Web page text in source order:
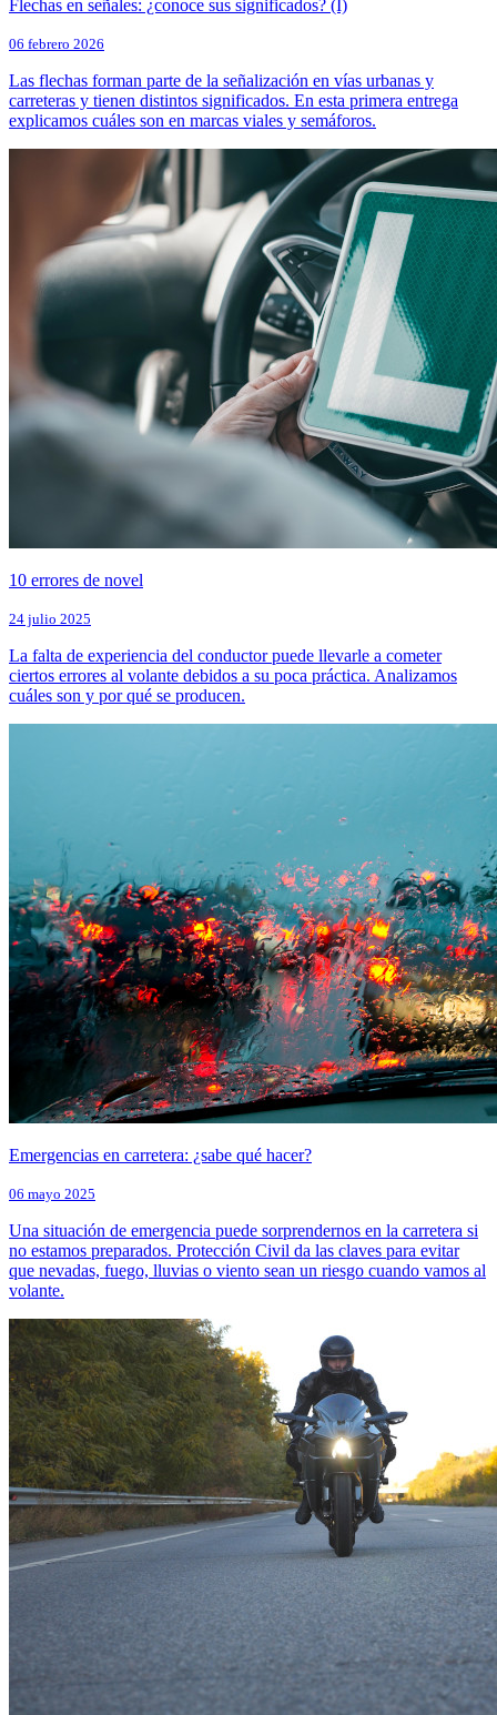
Flechas en señales: ¿conoce sus significados? (I)
06 febrero 2026
Las flechas forman parte de la señalización en vías urbanas y
carreteras y tienen distintos significados. En esta primera entrega
explicamos cuáles son en marcas viales y semáforos.
10 errores de novel
24 julio 2025
La falta de experiencia del conductor puede llevarle a cometer
ciertos errores al volante debidos a su poca práctica. Analizamos
cuáles son y por qué se producen.
Emergencias en carretera: ¿sabe qué hacer?
06 mayo 2025
Una situación de emergencia puede sorprendernos en la carretera si
no estamos preparados. Protección Civil da las claves para evitar
que nevadas, fuego, lluvias o viento sean un riesgo cuando vamos al
volante.